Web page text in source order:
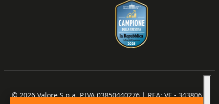
© 2026 Valore S.p.a. P.IVA 03850440276 | REA: VE - 343806 |